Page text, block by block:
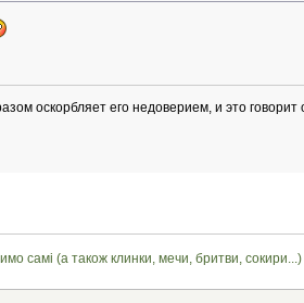
оскорбляет его недоверием, и это
самі (а також клинки, мечи, бритви, сокири...)